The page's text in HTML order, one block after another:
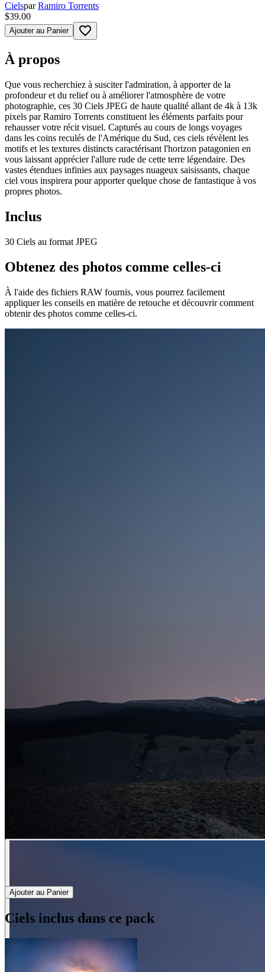
Cielspar Ramiro Torrents
$39.00
Ajouter au Panier favorite_border
À propos
Que vous recherchiez à susciter l'admiration, à apporter de la
profondeur et du relief ou à améliorer l'atmosphère de votre
photographie, ces 30 Ciels JPEG de haute qualité allant de 4k à 13k
pixels par Ramiro Torrents constituent les éléments parfaits pour
rehausser votre récit visuel. Capturés au cours de longs voyages
dans les coins reculés de l'Amérique du Sud, ces ciels révèlent les
motifs et les textures distincts caractérisant l'horizon patagonien en
vous laissant apprécier l'allure rude de cette terre légendaire. Des
vastes étendues infinies aux paysages nuageux saisissants, chaque
ciel vous inspirera pour apporter quelque chose de fantastique à vos
propres photos.
Inclus
30 Ciels au format JPEG
Obtenez des photos comme celles-ci
À l'aide des fichiers RAW fournis, vous pourrez facilement
appliquer les conseils en matière de retouche et découvrir comment
obtenir des photos comme celles-ci.
Ajouter au Panier
Ciels inclus dans ce pack